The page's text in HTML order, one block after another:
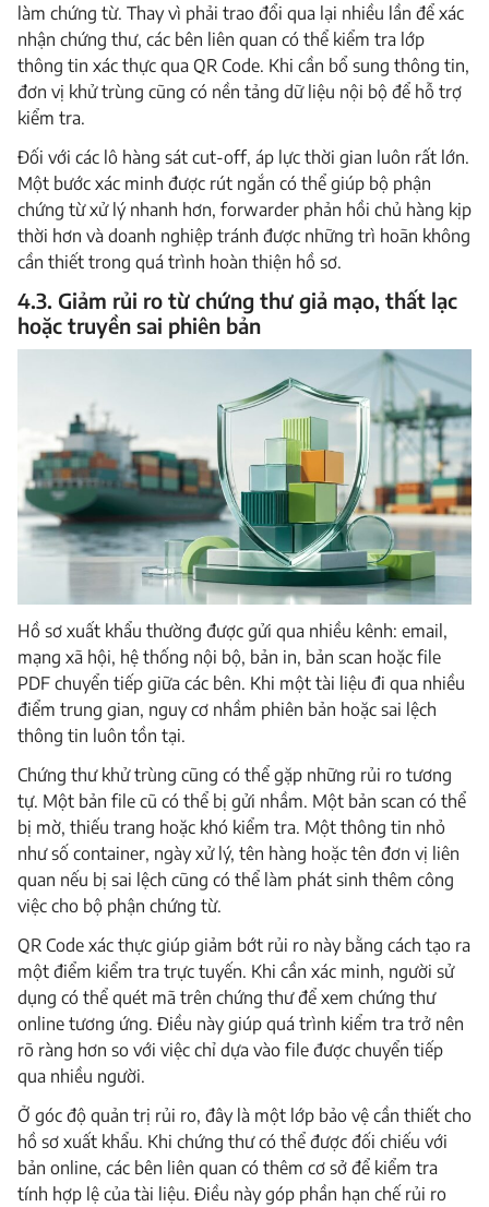
làm chứng từ. Thay vì phải trao đổi qua lại nhiều lần để xác
nhận chứng thư, các bên liên quan có thể kiểm tra lớp
thông tin xác thực qua QR Code. Khi cần bổ sung thông tin,
đơn vị khử trùng cũng có nền tảng dữ liệu nội bộ để hỗ trợ
kiểm tra.
Đối với các lô hàng sát cut-off, áp lực thời gian luôn rất lớn.
Một bước xác minh được rút ngắn có thể giúp bộ phận
chứng từ xử lý nhanh hơn, forwarder phản hồi chủ hàng kịp
thời hơn và doanh nghiệp tránh được những trì hoãn không
cần thiết trong quá trình hoàn thiện hồ sơ.
4.3. Giảm rủi ro từ chứng thư giả mạo, thất lạc
hoặc truyền sai phiên bản
Hồ sơ xuất khẩu thường được gửi qua nhiều kênh: email,
mạng xã hội, hệ thống nội bộ, bản in, bản scan hoặc file
PDF chuyển tiếp giữa các bên. Khi một tài liệu đi qua nhiều
điểm trung gian, nguy cơ nhầm phiên bản hoặc sai lệch
thông tin luôn tồn tại.
Chứng thư khử trùng cũng có thể gặp những rủi ro tương
tự. Một bản file cũ có thể bị gửi nhầm. Một bản scan có thể
bị mờ, thiếu trang hoặc khó kiểm tra. Một thông tin nhỏ
như số container, ngày xử lý, tên hàng hoặc tên đơn vị liên
quan nếu bị sai lệch cũng có thể làm phát sinh thêm công
việc cho bộ phận chứng từ.
QR Code xác thực giúp giảm bớt rủi ro này bằng cách tạo ra
một điểm kiểm tra trực tuyến. Khi cần xác minh, người sử
dụng có thể quét mã trên chứng thư để xem chứng thư
online tương ứng. Điều này giúp quá trình kiểm tra trở nên
rõ ràng hơn so với việc chỉ dựa vào file được chuyển tiếp
qua nhiều người.
Ở góc độ quản trị rủi ro, đây là một lớp bảo vệ cần thiết cho
hồ sơ xuất khẩu. Khi chứng thư có thể được đối chiếu với
bản online, các bên liên quan có thêm cơ sở để kiểm tra
tính hợp lệ của tài liệu. Điều này góp phần hạn chế rủi ro